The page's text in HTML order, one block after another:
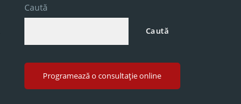
Caută
Caută
Programează o consultație online